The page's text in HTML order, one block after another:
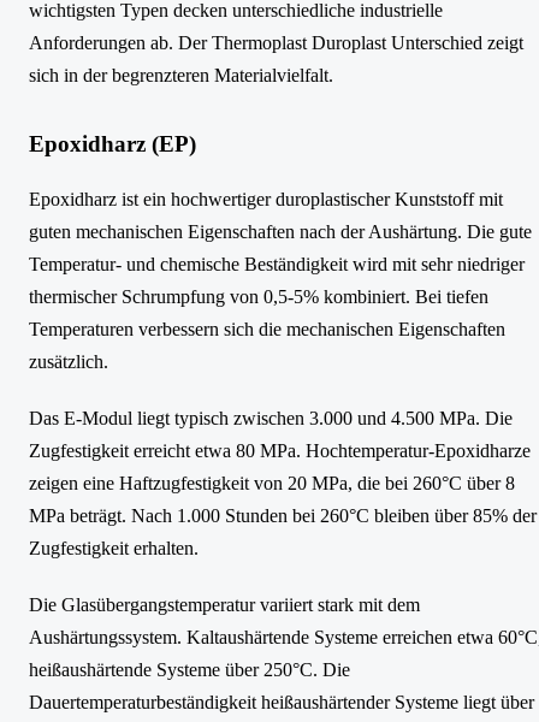
wichtigsten Typen decken unterschiedliche industrielle
Anforderungen ab. Der Thermoplast Duroplast Unterschied zeigt
sich in der begrenzteren Materialvielfalt.
Epoxidharz (EP)
Epoxidharz ist ein hochwertiger duroplastischer Kunststoff mit
guten mechanischen Eigenschaften nach der Aushärtung. Die gute
Temperatur- und chemische Beständigkeit wird mit sehr niedriger
thermischer Schrumpfung von 0,5-5% kombiniert. Bei tiefen
Temperaturen verbessern sich die mechanischen Eigenschaften
zusätzlich.
Das E-Modul liegt typisch zwischen 3.000 und 4.500 MPa. Die
Zugfestigkeit erreicht etwa 80 MPa. Hochtemperatur-Epoxidharze
zeigen eine Haftzugfestigkeit von 20 MPa, die bei 260°C über 8
MPa beträgt. Nach 1.000 Stunden bei 260°C bleiben über 85% der
Zugfestigkeit erhalten.
Die Glasübergangstemperatur variiert stark mit dem
Aushärtungssystem. Kaltaushärtende Systeme erreichen etwa
heißaushärtende Systeme über 250°C. Die
Dauertemperaturbeständigkeit heißaushärtender Systeme liegt über